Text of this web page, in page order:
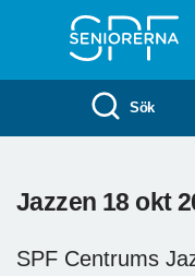
Sök
Jazzen 18 okt
SPF Centrums